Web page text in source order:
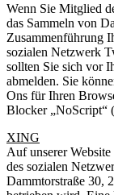
Wenn Sie Mitglied
das Sammeln von
Zusammenführung
sozialen Netzwerk
sollten Sie sich vor
abmelden. Sie
Ons für Ihren
Blocker „NoScript“ (
XING
Auf unserer
des sozialen
Dammtorstraße 30,